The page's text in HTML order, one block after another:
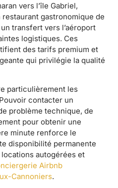
vers l’île Gabriel,
gastronomique de
transfert vers l’aéroport
logistiques. Ces
des tarifs premium et
qui privilégie la qualité
particulièrement les
contacter un
problème technique, de
pour obtenir une
minute renforce le
disponibilité permanente
autogérées et
Airbnb
Cannoniers.